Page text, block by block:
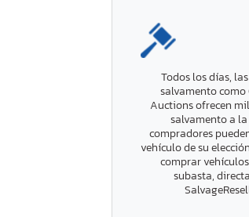
Todos los días,
salvamento
Auctions ofrecen
salvamento a
compradores
vehículo de su
comprar
subasta,